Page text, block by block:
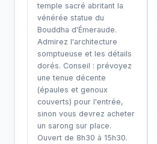
temple sacré abritant la
vénérée statue du
Bouddha d'Émeraude.
Admirez l'architecture
somptueuse et les détails
dorés. Conseil : prévoyez
une tenue décente
(épaules et genoux
couverts) pour l'entrée,
sinon vous devrez acheter
un sarong sur place.
Ouvert de 8h30 à 15h30.